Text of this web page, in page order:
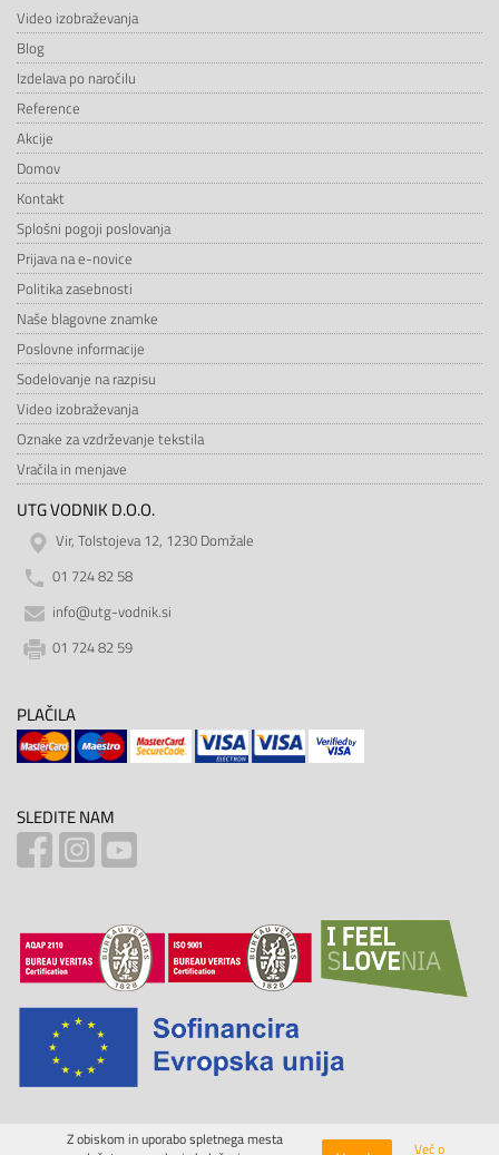
Video izobraževanja
Blog
Izdelava po naročilu
Reference
Akcije
Domov
Kontakt
Splošni pogoji poslovanja
Prijava na e-novice
Politika zasebnosti
Naše blagovne znamke
Poslovne informacije
Sodelovanje na razpisu
Video izobraževanja
Oznake za vzdrževanje tekstila
Vračila in menjave
UTG VODNIK D.O.O.
Vir, Tolstojeva 12, 1230 Domžale
01 724 82 58
info@utg-vodnik.si
01 724 82 59
PLAČILA
SLEDITE NAM
Z obiskom in uporabo spletnega mesta
Več o